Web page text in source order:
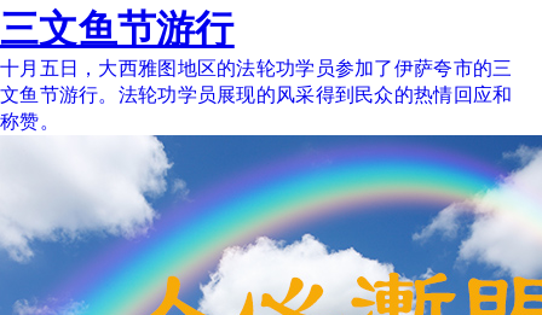
三文鱼节游行
十月五日，大西雅图地区的法轮功学员参加了伊萨夸市的三
文鱼节游行。法轮功学员展现的风采得到民众的热情回应和
称赞。